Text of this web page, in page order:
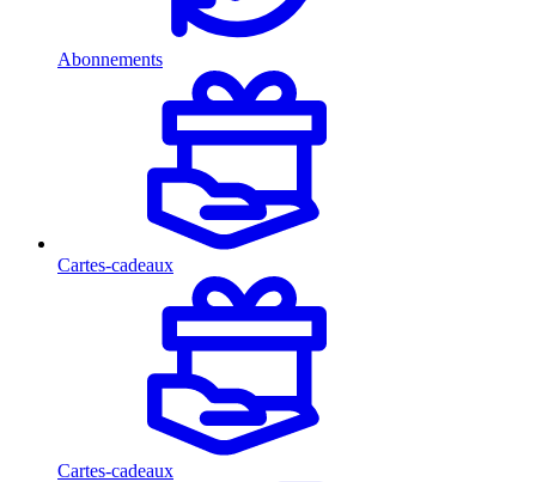
Abonnements
Cartes-cadeaux
Cartes-cadeaux